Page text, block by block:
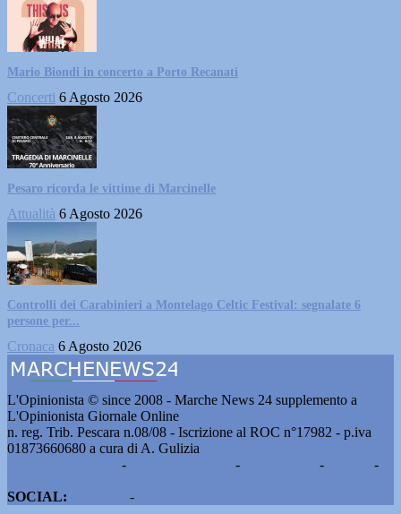
Mario Biondi in concerto a Porto Recanati
Concerti 6 Agosto 2026
Pesaro ricorda le vittime di Marcinelle
Attualità 6 Agosto 2026
Controlli dei Carabinieri a Montelago Celtic Festival: segnalate 6
persone per...
Cronaca 6 Agosto 2026
L'Opinionista © since 2008 - Marche News 24 supplemento a
L'Opinionista Giornale Online
n. reg. Trib. Pescara n.08/08 - Iscrizione al ROC n°17982 - p.iva
01873660680 a cura di A. Gulizia
- - -
-
SOCIAL:
-